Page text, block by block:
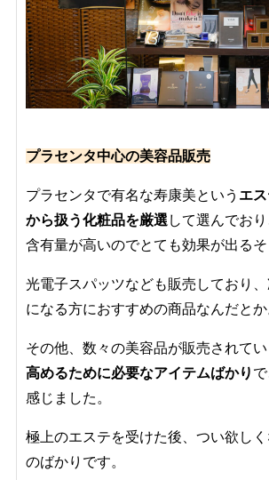
プラセンタ中心の美容品販売
プラセンタで有名な寿康美という エ
から扱う化粧品を厳選 して選んでお
含有量が高いのでとても効果が出るそ
光電子スパッツなども販売しており
になる方におすすめの商品なんだとか
その他、数々の美容品が販売されてい
高めるために必要なアイテムばかり
感じました。
極上のエステを受けた後、つい欲し
のばかりです。